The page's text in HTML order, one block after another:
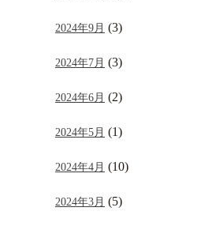
2024年9月 (3)
2024年7月 (3)
2024年6月 (2)
2024年5月 (1)
2024年4月 (10)
2024年3月 (5)